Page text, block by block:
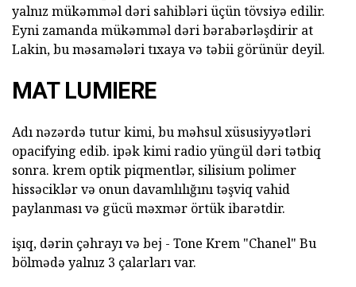
yalnız mükəmməl dəri sahibləri üçün tövsiyə edilir.
Eyni zamanda mükəmməl dəri bərabərləşdirir at
Lakin, bu məsamələri tıxaya və təbii görünür deyil.
MAT LUMIERE
Adı nəzərdə tutur kimi, bu məhsul xüsusiyyətləri
opacifying edib. ipək kimi radio yüngül dəri tətbiq
sonra. krem optik piqmentlər, silisium polimer
hissəciklər və onun davamlılığını təşviq vahid
paylanması və gücü məxmər örtük ibarətdir.
işıq, dərin çəhrayı və bej - Tone Krem "Chanel" Bu
bölmədə yalnız 3 çalarları var.